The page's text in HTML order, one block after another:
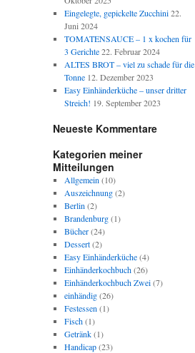
Eingelegte, gepickelte Zucchini 22.
Juni 2024
TOMATENSAUCE – 1 x kochen für
3 Gerichte 22. Februar 2024
ALTES BROT – viel zu schade für die
Tonne 12. Dezember 2023
Easy Einhänderküche – unser dritter
Streich! 19. September 2023
Neueste Kommentare
Kategorien meiner
Mitteilungen
Allgemein (10)
Auszeichnung(2)
Berlin (2)
Brandenburg(1)
Bücher(24)
Dessert(2)
Easy Einhänderküche(4)
Einhänderkochbuch(26)
Einhänderkochbuch Zwei(7)
einhändig(26)
Festessen (1)
Fisch(1)
Getränk(1)
Handicap(23)